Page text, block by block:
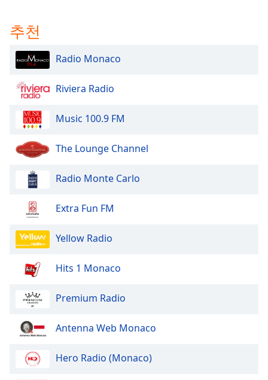
window.
Text
Color
Opacity
Background
Opacity
Caption
Area
Background
Opacity
추천
Radio Monaco
Riviera Radio
Music 100.9 FM
The Lounge Channel
Radio Monte Carlo
Extra Fun FM
Yellow Radio
Hits 1 Monaco
Premium Radio
Antenna Web Monaco
Hero Radio (Monaco)